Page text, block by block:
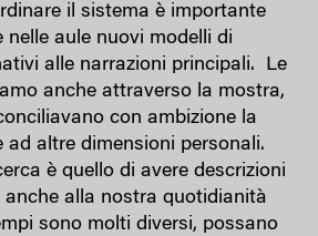
il sistema è importante
nelle aule nuovi modelli di
alle narrazioni principali. Le
anche attraverso la mostra,
con ambizione la
ad altre dimensioni personali.
è quello di avere descrizioni
anche alla nostra quotidianità
sono molti diversi, possano